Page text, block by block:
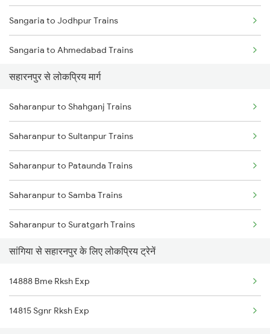
Sangaria to Jodhpur Trains
Sangaria to Ahmedabad Trains
Sangaria to Dhuri Trains
Sangaria to Bikaner Trains
Sangaria to Jammu Trains
Sangaria to Hanumangarh Trains
Sangaria to Mansi Trains
Sangaria to Samastipur Trains
Sangaria to Bhatni Trains
Sangaria to Hajipur Trains
Sangaria to Jalandhar Trains
सहारनपुर से लोकप्रिय मार्ग
Saharanpur to Shahganj Trains
Saharanpur to Sultanpur Trains
Saharanpur to Pataunda Trains
Saharanpur to Samba Trains
Saharanpur to Suratgarh Trains
Saharanpur to Samastipur Trains
Saharanpur to Shahjahanpur Trains
Saharanpur to Sasaram Trains
सांगिया से सहारनपुर के लिए लोकप्रिय ट्रेनें
14888 Bme Rksh Exp
14815 Sgnr Rksh Exp